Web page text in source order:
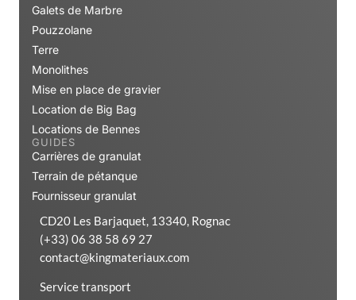
Galets de Marbre
Pouzzolane
Terre
Monolithes
Mise en place de gravier
Location de Big Bag
Locations de Bennes
GUIDES
Carrières de granulat
Terrain de pétanque
Fournisseur granulat
CD20 Les Barjaquet, 13340, Rognac
(+33) 06 38 58 69 27
contact@kingmateriaux.com
Service transport